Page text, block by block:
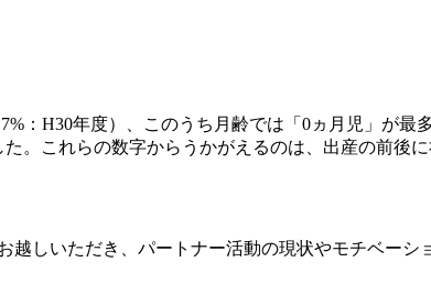
：H30年度）、このうち月齢では「0ヵ月児」が最
。これらの数字からうかがえるのは、出産の前後
しいただき、パートナー活動の現状やモチベーシ